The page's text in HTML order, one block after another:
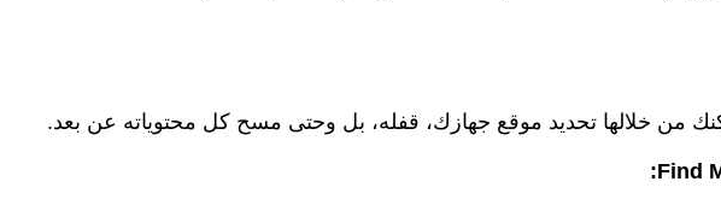
من خلالها تحديد موقع جهازك، قفله، بل وحتى مسح كل محتوياته عن بعد.